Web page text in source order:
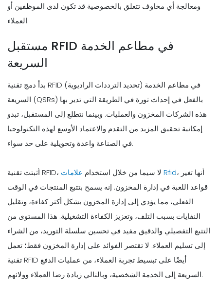
ومعالجة أي مخاوف تتعلق بالخصوصية قد تكون لدى الموظفين أو
العملاء.
مستقبل RFID في مطاعم الخدمة
السريعة
بدأ دمج تقنية RFID (تحديد الترددات الراديوية) في مطاعم الخدمة
السريعة (QSRs) بالفعل في إحداث ثورة في الطريقة التي تدير بها
هذه الشركات المخزون والعمليات. وبينما نتطلع إلى المستقبل، تبدو
إمكانية تحقيق المزيد من التقدم والاعتماد الأوسع لهذه التكنولوجيا
في الصناعة واعدة وتحويلية على حد سواء.
أثبتت تقنية RFID، لا سيما من خلال استخدام علامات Rfid، أنها تغير
قواعد اللعبة في إدارة المخزون. إنه يسمح بتتبع المنتجات في الوقت
الفعلي، مما يؤدي إلى إدارة المخزون بشكل أكثر كفاءة، وتقليل
النفايات بسبب التلف، وتعزيز الكفاءة التشغيلية. هذا المستوى من
التتبع التفصيلي والدقيق مفيد في تحسين سلسلة التوريد، من الشراء
إلى تسليم العملاء. لا تقتصر الفوائد على إدارة المخزون فقط؛ تعمل
تقنية RFID أيضًا على تبسيط تجربة العملاء، من عمليات الدفع
السريعة إلى الخدمة الشخصية، وبالتالي زيادة رضا العملاء وولائهم.